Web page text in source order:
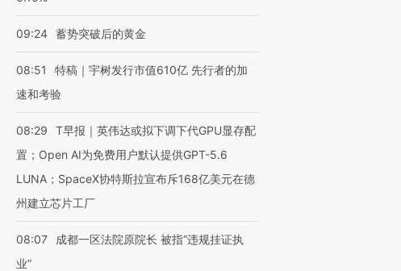
09:24 蓄势突破后的黄金
08:51
特稿｜宇树发行市值610亿 先行者的加
速和考验
08:29
T早报｜英伟达或拟下调下代GPU显存配
置；Open AI为免费用户默认提供GPT-5.6
LUNA；SpaceX协特斯拉宣布斥168亿美元在德
州建立芯片工厂
08:07
成都一区法院原院长 被指“违规挂证执
业”